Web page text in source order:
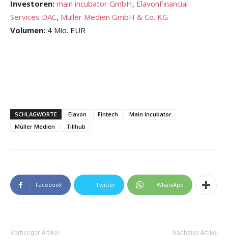
Investoren: main incubator GmbH, ElavonFinancial
Services DAC, Müller Medien GmbH & Co. KG
Volumen: 4 Mio. EUR
SCHLAGWORTE Elavon Fintech
Main Incubator
Müller Medien
Tillhub
Facebook Twitter WhatsApp
Vorheriger Artikel Nächster Artikel